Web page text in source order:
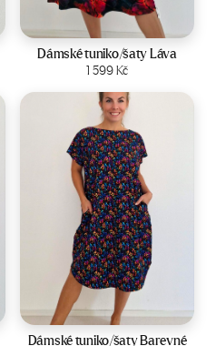
Velikost: 44-50
Dámské tuniko/šaty Láva
1 599Kč
Zobrazit produkt
Velikost:44-50
Dámské tuniko/šaty Barevné